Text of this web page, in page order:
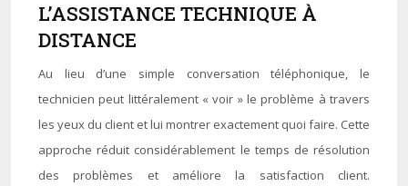
L’ASSISTANCE TECHNIQUE À
DISTANCE
Au lieu d’une simple conversation téléphonique, le
technicien peut littéralement « voir » le problème à travers
les yeux du client et lui montrer exactement quoi faire. Cette
approche réduit considérablement le temps de résolution
des problèmes et améliore la satisfaction client.